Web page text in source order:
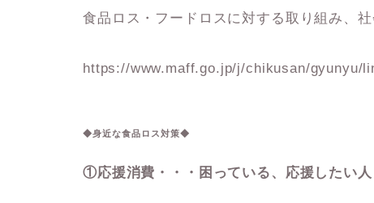
食品ロス・フードロスに対する取り組み、
https://www.maff.go.jp/j/chikusan/gyunyu/
◆身近な食品ロス対策◆
①応援消費・・・困っている、応援したい